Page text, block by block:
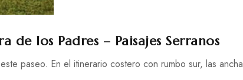
de los Padres – Paisajes Serranos
paseo. En el itinerario costero con rumbo sur, las